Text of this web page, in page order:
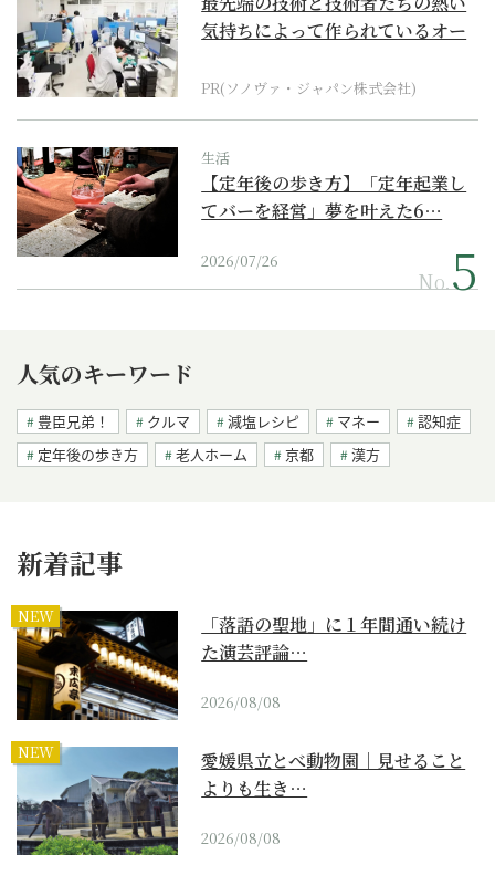
気持ちによって作られているオー
PR(ソノヴァ・ジャパン株式会社)
生活
【定年後の歩き方】「定年起業し
てバーを経営」夢を叶えた6…
2026/07/26
No.
人気のキーワード
豊臣兄弟！ クルマ 減塩レシピ マネー
認知症
定年後の歩き方
老人ホーム 京都 漢方
新着記事
NEW
「落語の聖地」に１年間通い続け
た演芸評論…
2026/08/08
NEW
愛媛県立とべ動物園｜見せること
よりも生き…
2026/08/08